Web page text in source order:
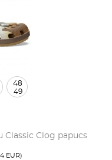
Classic Clog papucs
EUR)
48
49